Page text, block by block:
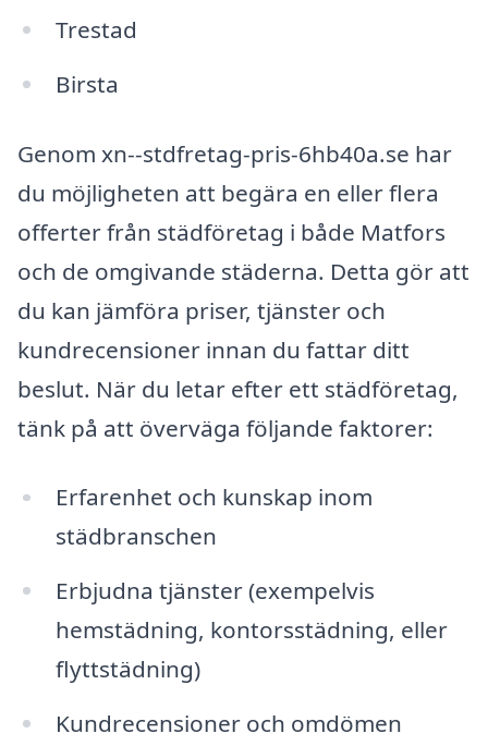
Trestad
Birsta
Genom xn--stdfretag-pris-6hb40a.se har
du möjligheten att begära en eller flera
offerter från städföretag i både Matfors
och de omgivande städerna. Detta gör att
du kan jämföra priser, tjänster och
kundrecensioner innan du fattar ditt
beslut. När du letar efter ett städföretag,
tänk på att överväga följande faktorer:
Erfarenhet och kunskap inom
städbranschen
Erbjudna tjänster (exempelvis
hemstädning, kontorsstädning, eller
flyttstädning)
Kundrecensioner och omdömen